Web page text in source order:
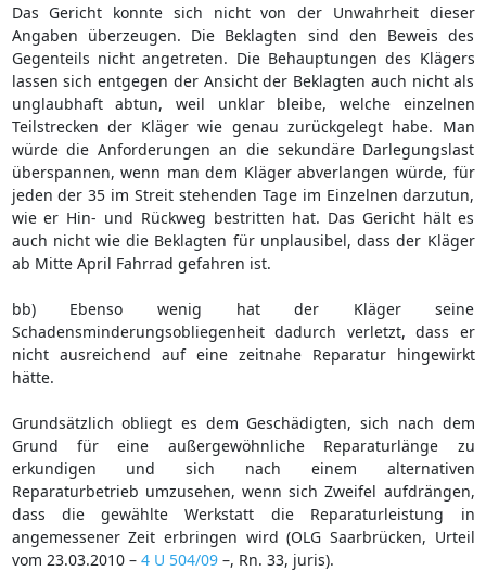
Das Gericht konnte sich nicht von der Unwahrheit dieser
Angaben überzeugen. Die Beklagten sind den Beweis des
Gegenteils nicht angetreten. Die Behauptungen des Klägers
lassen sich entgegen der Ansicht der Beklagten auch nicht als
unglaubhaft abtun, weil unklar bleibe, welche einzelnen
Teilstrecken der Kläger wie genau zurückgelegt habe. Man
würde die Anforderungen an die sekundäre Darlegungslast
überspannen, wenn man dem Kläger abverlangen würde, für
jeden der 35 im Streit stehenden Tage im Einzelnen darzutun,
wie er Hin- und Rückweg bestritten hat. Das Gericht hält es
auch nicht wie die Beklagten für unplausibel, dass der Kläger
ab Mitte April Fahrrad gefahren ist.
bb) Ebenso wenig hat der Kläger seine
Schadensminderungsobliegenheit dadurch verletzt, dass er
nicht ausreichend auf eine zeitnahe Reparatur hingewirkt
hätte.
Grundsätzlich obliegt es dem Geschädigten, sich nach dem
Grund für eine außergewöhnliche Reparaturlänge zu
erkundigen und sich nach einem alternativen
Reparaturbetrieb umzusehen, wenn sich Zweifel aufdrängen,
dass die gewählte Werkstatt die Reparaturleistung in
angemessener Zeit erbringen wird (OLG Saarbrücken, Urteil
vom 23.03.2010 – 4 U 504/09–, Rn. 33, juris).